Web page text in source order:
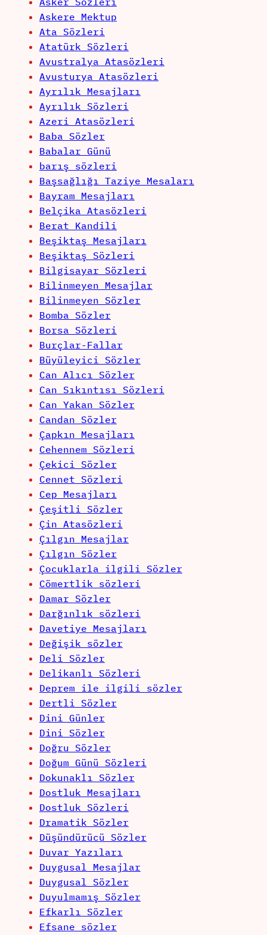
Askere Mektup
Ata Sözleri
Atatürk Sözleri
Avustralya Atasözleri
Avusturya Atasözleri
Ayrılık Mesajları
Ayrılık Sözleri
Azeri Atasözleri
Baba Sözler
Babalar Günü
barış sözleri
Başsağlığı Taziye Mesaları
Bayram Mesajları
Belçika Atasözleri
Berat Kandili
Beşiktaş Mesajları
Beşiktaş Sözleri
Bilgisayar Sözleri
Bilinmeyen Mesajlar
Bilinmeyen Sözler
Bomba Sözler
Borsa Sözleri
Burçlar-Fallar
Büyüleyici Sözler
Can Alıcı Sözler
Can Sıkıntısı Sözleri
Can Yakan Sözler
Candan Sözler
Çapkın Mesajları
Cehennem Sözleri
Çekici Sözler
Cennet Sözleri
Cep Mesajları
Çeşitli Sözler
Çin Atasözleri
Çılgın Mesajlar
Çılgın Sözler
Çocuklarla ilgili Sözler
Cömertlik sözleri
Damar Sözler
Darğınlık sözleri
Davetiye Mesajları
Değişik sözler
Deli Sözler
Delikanlı Sözleri
Deprem ile ilgili sözler
Dertli Sözler
Dini Günler
Dini Sözler
Doğru Sözler
Doğum Günü Sözleri
Dokunaklı Sözler
Dostluk Mesajları
Dostluk Sözleri
Dramatik Sözler
Düşündürücü Sözler
Duvar Yazıları
Duygusal Mesajlar
Duygusal Sözler
Duyulmamış Sözler
Efkarlı Sözler
Efsane sözler